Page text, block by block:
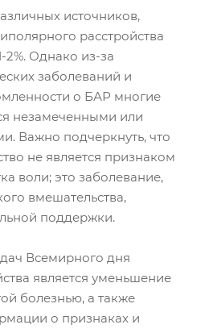
источников,
расстройства
2%. Однако из-за
заболеваний и
о БАР многие
незамеченными или
Важно подчеркнуть, что
не является признаком
воли; это заболевание,
вмешательства,
поддержки.
Всемирного дня
является уменьшение
болезнью, а также
о признаках и